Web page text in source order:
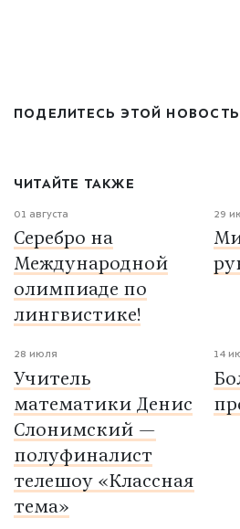
ПОДЕЛИТЕСЬ ЭТОЙ
ЧИТАЙТЕ ТАКЖЕ
01 августа
Серебро на
Международной
олимпиаде по
лингвистике!
29
28 июля
Учитель
математики Денис
Слонимский —
полуфиналист
телешоу «Классная
тема»
14